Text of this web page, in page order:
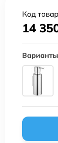
Код
14